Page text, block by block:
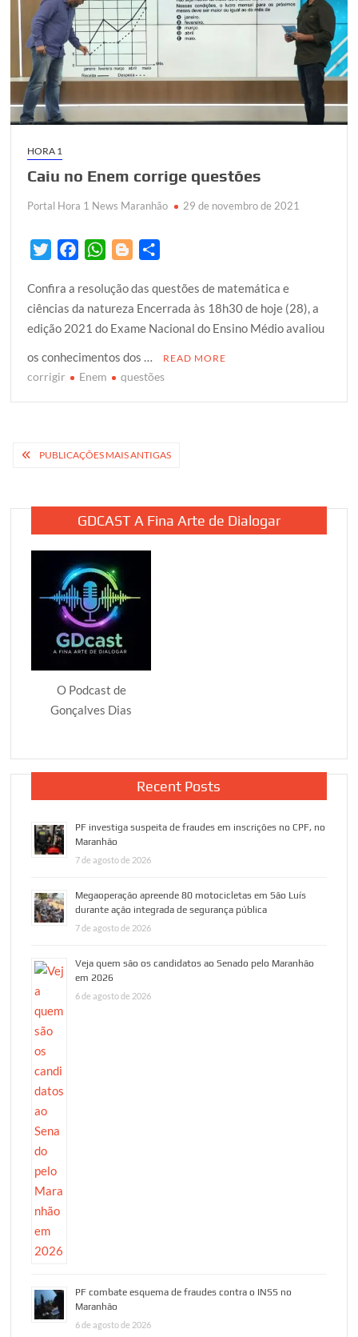
HORA 1
Caiu no Enem corrige questões
Portal Hora 1 News Maranhão 29 de novembro de 2021
i
t
t
e
r
c
e
b
o
o
W
a
t
s
A
p
o
g
g
e
r
a
r
e
Confira a resolução das questões de matemática e
ciências da natureza Encerrada às 18h30 de hoje (28), a
edição 2021 do Exame Nacional do Ensino Médio avaliou
os conhecimentos dos …
READ MORE
corrigir Enem questões
Navegação
posts
PUBLICAÇÕES MAIS ANTIGAS
GDCAST A Fina Arte de Dialogar
O Podcast de
Gonçalves Dias
Recent Posts
PF investiga suspeita de fraudes em inscrições no CPF, no
Maranhão
7 de agosto de 2026
Megaoperação apreende 80 motocicletas em São Luís
durante ação integrada de segurança pública
7 de agosto de 2026
Veja quem são os candidatos ao Senado pelo Maranhão
em 2026
6 de agosto de 2026
PF combate esquema de fraudes contra o INSS no
Maranhão
6 de agosto de 2026